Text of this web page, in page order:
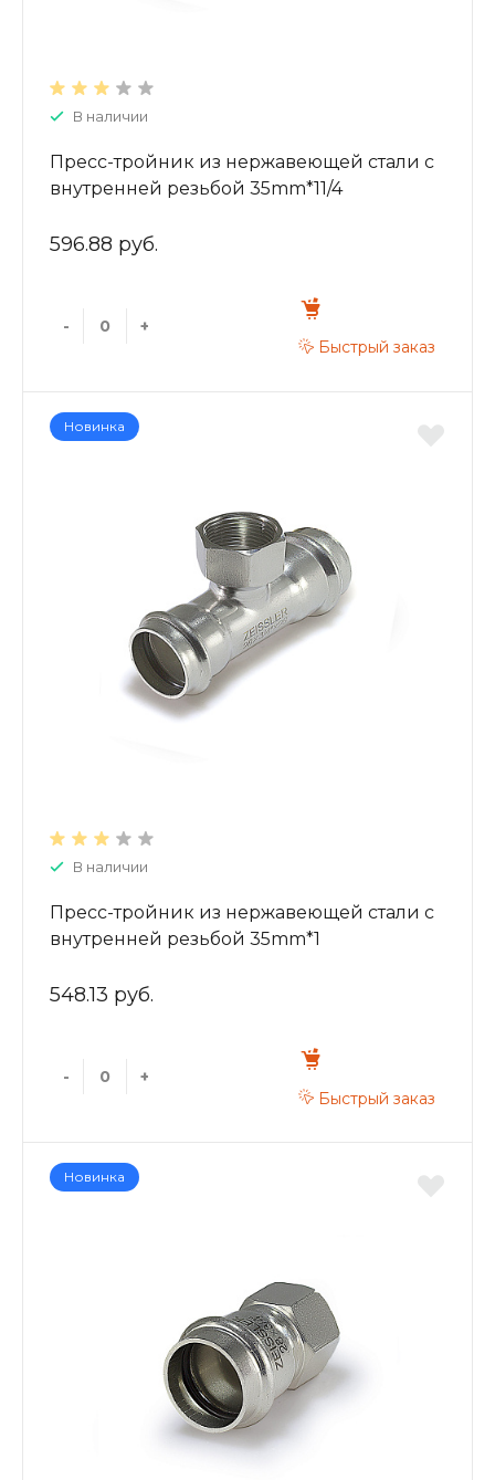
В наличии
Пресс-тройник из нержавеющей стали с
внутренней резьбой 35mm*11/4
596.88 руб.
-
+
Быстрый заказ
Новинка
В наличии
Пресс-тройник из нержавеющей стали с
внутренней резьбой 35mm*1
548.13 руб.
-
+
Быстрый заказ
Новинка